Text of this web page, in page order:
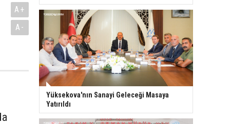
A+
A-
Yüksekova'nın Sanayi Geleceği Masaya
Yatırıldı